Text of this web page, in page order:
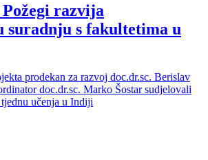
razvija
suradnju s fakultetima u
prodekan za razvoj doc.dr.sc. Berislav
doc.dr.sc. Marko Šostar sudjelovali
učenja u Indiji